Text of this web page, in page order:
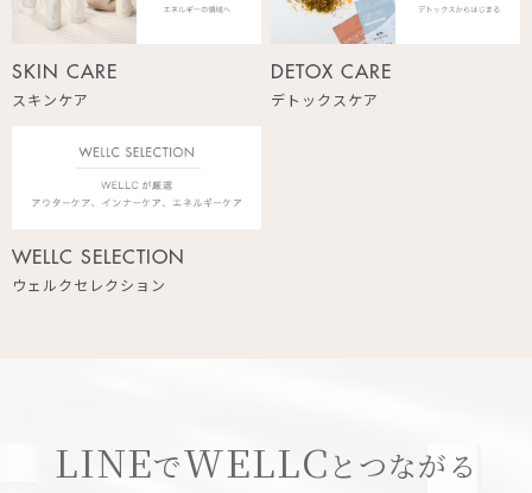
SKIN CARE
スキンケア
DETOX CARE
デトックスケア
WELLC SELECTION
ウェルクセレクション
LINEでWELLC とつながる